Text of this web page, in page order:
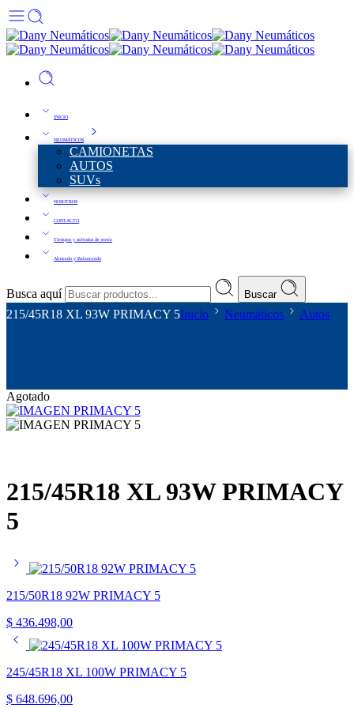
INICIO
NEUMÁTICOS
CAMIONETAS
AUTOS
SUVs
NOSOTROS
CONTACTO
Tiempos y métodos de envío
Alineado y Balanceado
Busca aquí Buscar
215/45R18 XL 93W PRIMACY 5Inicio Neumáticos Autos
Agotado
215/45R18 XL 93W PRIMACY
5
215/50R18 92W PRIMACY 5
$ 436.498,00
245/45R18 XL 100W PRIMACY 5
$ 648.696,00